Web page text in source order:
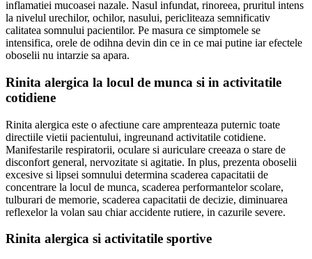
inflamatiei mucoasei nazale. Nasul infundat, rinoreea, pruritul intens
la nivelul urechilor, ochilor, nasului, pericliteaza semnificativ
calitatea somnului pacientilor. Pe masura ce simptomele se
intensifica, orele de odihna devin din ce in ce mai putine iar efectele
oboselii nu intarzie sa apara.
Rinita alergica la locul de munca si in activitatile
cotidiene
Rinita alergica este o afectiune care amprenteaza puternic toate
directiile vietii pacientului, ingreunand activitatile cotidiene.
Manifestarile respiratorii, oculare si auriculare creeaza o stare de
disconfort general, nervozitate si agitatie. In plus, prezenta oboselii
excesive si lipsei somnului determina scaderea capacitatii de
concentrare la locul de munca, scaderea performantelor scolare,
tulburari de memorie, scaderea capacitatii de decizie, diminuarea
reflexelor la volan sau chiar accidente rutiere, in cazurile severe.
Rinita alergica si activitatile sportive